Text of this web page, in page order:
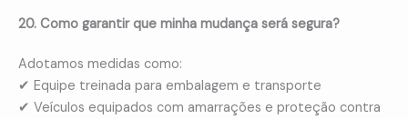
20. Como garantir que minha mudança será segura?
Adotamos medidas como:
✔ Equipe treinada para embalagem e transporte
✔ Veículos equipados com amarrações e proteção contra